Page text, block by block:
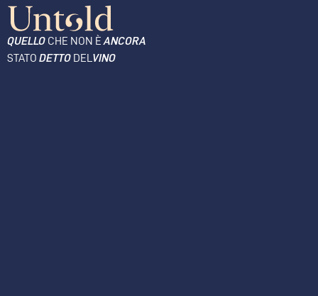
QUELLO CHE NON ÈANCORA
STATO DETTO DELVINO